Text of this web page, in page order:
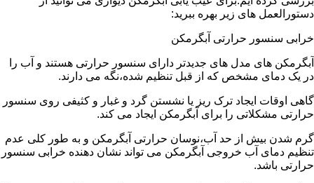
دستورالعمل های زیر بهره ببرید:
خرابی سنسور حرارتی آبگرمکن
آبگرمکن های مدل های جدیدتر دارای سنسور حرارتی هستند و آب را
در یک دمای مشخص که از قبل تنظیم شده،نگه می دارند.
گاهی اوقات ایجاد ترک ریز یا نشستن گرد و غبار و کثیفی روی سنسور
حرارتی مشکلاتی را برای آبگرمکن ایجاد می کند.
گرم شدن بیش از حد آب،نوسان حرارتی آبگرمکن و به طور کلی عدم
تنظیم دمای آب خروجی آبگرمکن می تواند نشان دهنده خرابی سنسور
حرارتی باشد.